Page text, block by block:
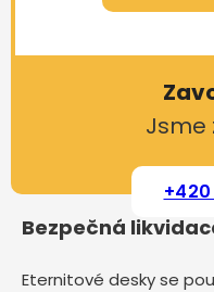
Jsme
+420
Bezpečná
Eternitové desky se